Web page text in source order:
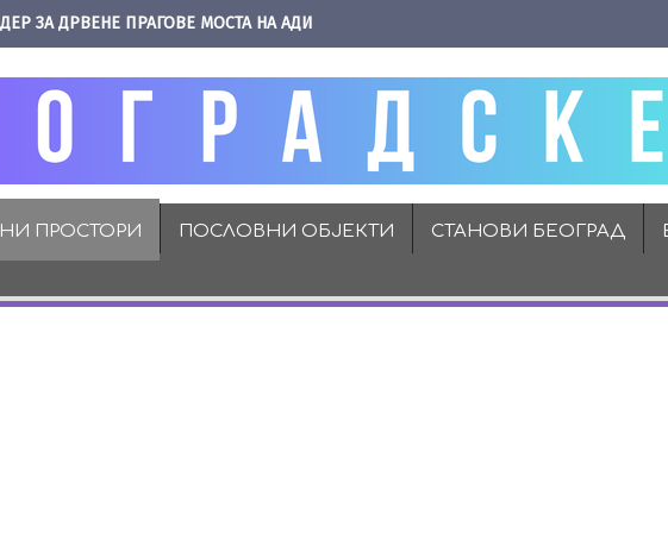
ЗА ДРВЕНЕ ПРАГОВЕ МОСТА НА АДИ
ПРОСТОРИ ПОСЛОВНИ ОБЈЕКТИ СТАНОВИ БЕОГРАД